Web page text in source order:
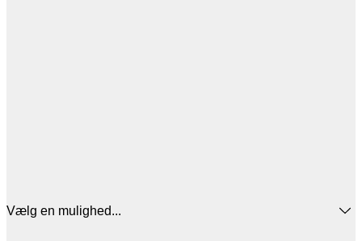
Vælg en mulighed...